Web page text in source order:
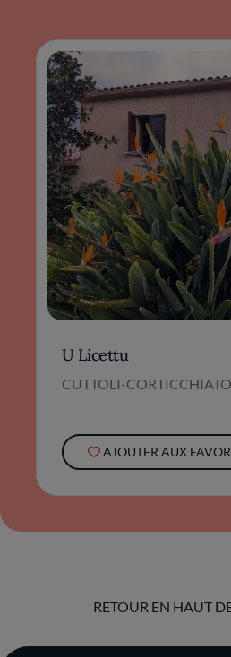
U Licettu
CUTTOLI-
AJOUTER AUX
RETOUR EN HAUT